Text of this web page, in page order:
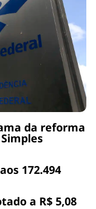
da reforma
172.494
a R$ 5,08